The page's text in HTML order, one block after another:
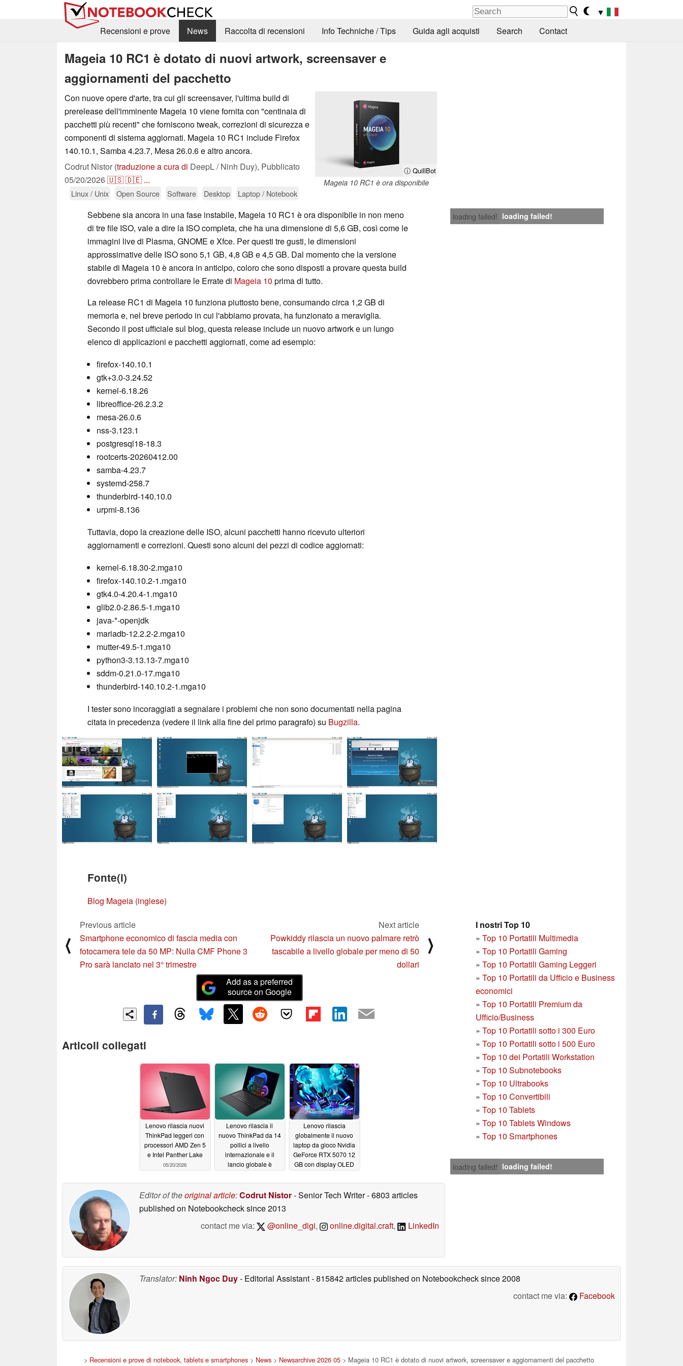
▼
Recensioni e prove
News Raccolta di recensioni Info Techniche / Tips Guida agli acquisti Search Contact
Mageia 10 RC1 è dotato di nuovi artwork, screensaver e
aggiornamenti del pacchetto
ⓘ QuillBot
Mageia 10 RC1 è ora disponibile
Con nuove opere d'arte, tra cui gli screensaver, l'ultima build di
prerelease dell'imminente Mageia 10 viene fornita con "centinaia di
pacchetti più recenti" che forniscono tweak, correzioni di sicurezza e
componenti di sistema aggiornati. Mageia 10 RC1 include Firefox
140.10.1, Samba 4.23.7, Mesa 26.0.6 e altro ancora.
Codrut Nistor (traduzione a cura di DeepL / Ninh Duy), Pubblicato
05/20/2026🇺🇸🇩🇪 ...
Linux / Unix Open Source Software Desktop Laptop / Notebook
loading failed! loading failed!
Sebbene sia ancora in una fase instabile, Mageia 10 RC1 è ora disponibile in non meno
di tre file ISO, vale a dire la ISO completa, che ha una dimensione di 5,6 GB, così come le
immagini live di Plasma, GNOME e Xfce. Per questi tre gusti, le dimensioni
approssimative delle ISO sono 5,1 GB, 4,8 GB e 4,5 GB. Dal momento che la versione
stabile di Mageia 10 è ancora in anticipo, coloro che sono disposti a provare questa build
dovrebbero prima controllare le Errate di Mageia 10 prima di tutto.
La release RC1 di Mageia 10 funziona piuttosto bene, consumando circa 1,2 GB di
memoria e, nel breve periodo in cui l'abbiamo provata, ha funzionato a meraviglia.
Secondo il post ufficiale sul blog, questa release include un nuovo artwork e un lungo
elenco di applicazioni e pacchetti aggiornati, come ad esempio:
firefox-140.10.1
gtk+3.0-3.24.52
kernel-6.18.26
libreoffice-26.2.3.2
mesa-26.0.6
nss-3.123.1
postgresql18-18.3
rootcerts-20260412.00
samba-4.23.7
systemd-258.7
thunderbird-140.10.0
urpmi-8.136
Tuttavia, dopo la creazione delle ISO, alcuni pacchetti hanno ricevuto ulteriori
aggiornamenti e correzioni. Questi sono alcuni dei pezzi di codice aggiornati:
kernel-6.18.30-2.mga10
firefox-140.10.2-1.mga10
gtk4.0-4.20.4-1.mga10
glib2.0-2.86.5-1.mga10
java-*-openjdk
mariadb-12.2.2-2.mga10
mutter-49.5-1.mga10
python3-3.13.13-7.mga10
sddm-0.21.0-17.mga10
thunderbird-140.10.2-1.mga10
I tester sono incoraggiati a segnalare i problemi che non sono documentati nella pagina
citata in precedenza (vedere il link alla fine del primo paragrafo) su Bugzilla.
Fonte(i)
Blog Mageia (inglese)
I nostri Top 10
» Top 10 Portatili Multimedia
» Top 10 Portatili Gaming
» Top 10 Portatili Gaming Leggeri
» Top 10 Portatili da Ufficio e Business
economici
» Top 10 Portatili Premium da
Ufficio/Business
» Top 10 Portatili sotto i 300 Euro
» Top 10 Portatili sotto i 500 Euro
» Top 10 dei Portatili Workstation
» Top 10 Subnotebooks
» Top 10 Ultrabooks
» Top 10 Convertibili
» Top 10 Tablets
» Top 10 Tablets Windows
» Top 10 Smartphones
loading failed! loading failed!
⟨
Previous article
Smartphone economico di fascia media con
fotocamera tele da 50 MP: Nulla CMF Phone 3
Pro sarà lanciato nel 3° trimestre
Next article
Powkiddy rilascia un nuovo palmare retrò
tascabile a livello globale per meno di 50
dollari
⟩
Add as a preferred
source on Google
Articoli collegati
Lenovo rilascia nuovi
ThinkPad leggeri con
processori AMD Zen 5
e Intel Panther Lake
05/20/2026
Lenovo rilascia il
nuovo ThinkPad da 14
pollici a livello
internazionale e il
lancio globale è
Lenovo rilascia
globalmente il nuovo
laptop da gioco Nvidia
GeForce RTX 5070 12
GB con display OLED
Editor of theoriginal article:Codrut Nistor- Senior Tech Writer- 6803 articles
published on Notebookchecksince 2013
contact me via:
@online_digi, online.digital.craft, LinkedIn
Translator: Ninh Ngoc Duy- Editorial Assistant- 815842 articles published on Notebookchecksince 2008
contact me via:
Facebook
> Recensioni e prove di notebook, tablets e smartphones > News > Newsarchive 2026 05 > Mageia 10 RC1 è dotato di nuovi artwork, screensaver e aggiornamenti del pacchetto